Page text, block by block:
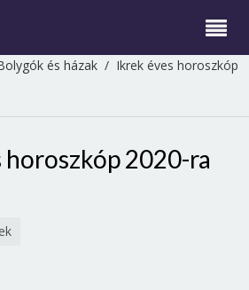
és házak/ Ikrek éves horoszkóp
horoszkóp 2020-ra